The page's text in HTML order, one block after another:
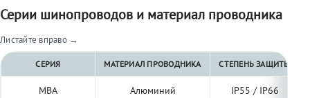
Серии шинопроводов и материал проводника
Листайте вправо →
СЕРИЯ МАТЕРИАЛ ПРОВОДНИКА СТЕПЕНЬ ЗАЩИТЫ
МВА Алюминий IP55 / IP66